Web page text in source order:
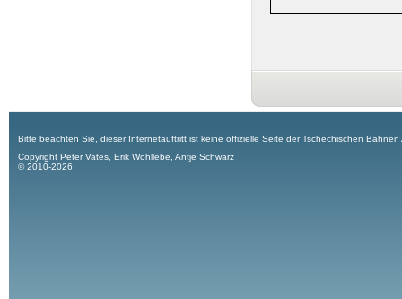
Bitte beachten Sie, dieser Internetauftritt ist keine offizielle Seite der Tschechischen
Copyright Peter Vates, Erik Wohllebe, Antje Schwarz
© 2010-2026